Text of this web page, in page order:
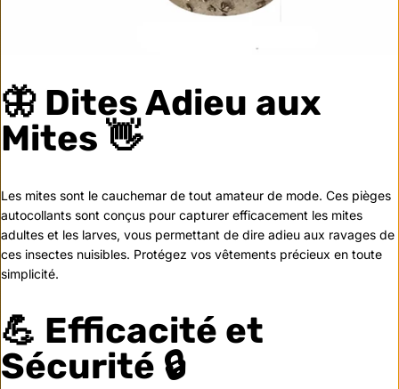
🦋 Dites Adieu aux
Mites 👋
Les mites sont le cauchemar de tout amateur de mode. Ces pièges
autocollants sont conçus pour capturer efficacement les mites
adultes et les larves, vous permettant de dire adieu aux ravages de
ces insectes nuisibles. Protégez vos vêtements précieux en toute
simplicité.
💪 Efficacité et
Sécurité 🔒